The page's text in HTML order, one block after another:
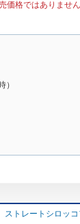
格ではありません
）
トレートシロッコ